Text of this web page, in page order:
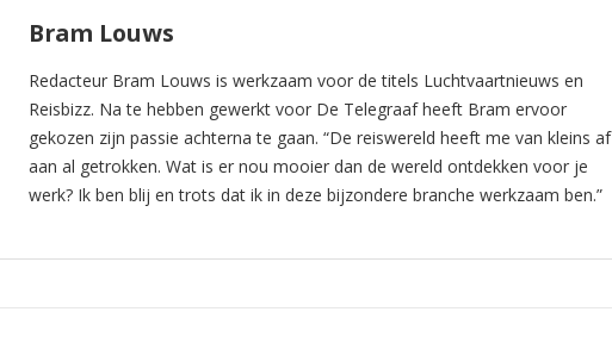
Bram Louws
Redacteur Bram Louws is werkzaam voor de titels Luchtvaartnieuws en
Reisbizz. Na te hebben gewerkt voor De Telegraaf heeft Bram ervoor
gekozen zijn passie achterna te gaan. “De reiswereld heeft me van kleins af
aan al getrokken. Wat is er nou mooier dan de wereld ontdekken voor je
werk? Ik ben blij en trots dat ik in deze bijzondere branche werkzaam ben.”